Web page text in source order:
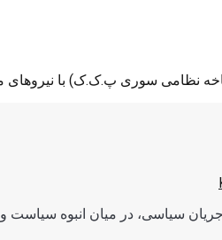
سیاسی، در میان انبوه سیاست